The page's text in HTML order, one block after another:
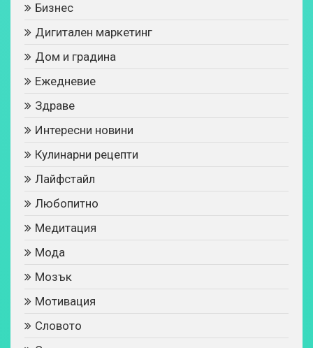
Бизнес
Дигитален маркетинг
Дом и градина
Ежедневие
Здраве
Интересни новини
Кулинарни рецепти
Лайфстайл
Любопитно
Медитация
Мода
Мозък
Мотивация
Словото